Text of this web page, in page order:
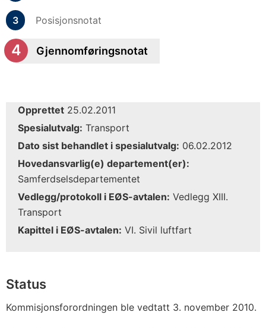
Posisjonsnotat
Gjennomføringsnotat
Opprettet 25.02.2011
Spesialutvalg: Transport
Dato sist behandlet i spesialutvalg: 06.02.2012
Hovedansvarlig(e) departement(er):
Samferdselsdepartementet
Vedlegg/protokoll i EØS-avtalen: Vedlegg XIII.
Transport
Kapittel i EØS-avtalen: VI. Sivil luftfart
Status
Kommisjonsforordningen ble vedtatt 3. november 2010.